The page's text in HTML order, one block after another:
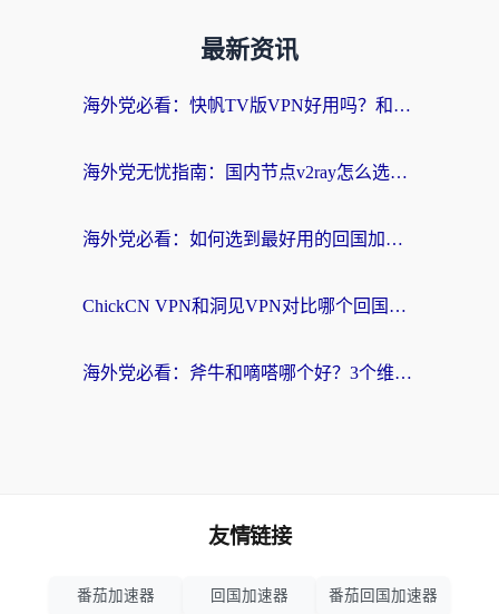
最新资讯
海外党必看：快帆TV版VPN好用吗？和快游VPN对比哪个回国效果更好？附实用避坑指南
海外党无忧指南：国内节点v2ray怎么选？一键回国VPN+多场景实测帮你避坑
海外党必看：如何选到最好用的回国加速器？从节点到售后的全维度指南
ChickCN VPN和洞见VPN对比哪个回国效果更好？海外党亲测3款加速器+避坑指南
海外党必看：斧牛和嘀嗒哪个好？3个维度教你选对回国加速器
友情链接
番茄加速器 回国加速器 番茄回国加速器